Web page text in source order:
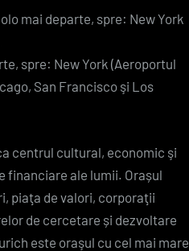
mai departe, spre: New York
spre: New York (Aeroportul
San Francisco şi Los
centrul cultural, economic şi
financiare ale lumii. Orașul
piaţa de valori, corporaţii
de cercetare și dezvoltare
este oraşul cu cel mai mare